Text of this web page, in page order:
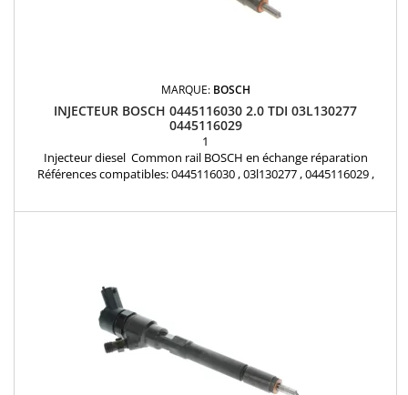
MARQUE: BOSCH
INJECTEUR BOSCH 0445116030 2.0 TDI 03L130277
0445116029
1
Injecteur diesel Common rail BOSCH en échange réparation
Références compatibles: 0445116030 , 03l130277 , 0445116029 ,